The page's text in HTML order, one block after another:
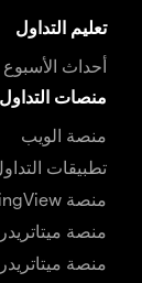
تعليم التداول
أحداث الأسبوع
منصات التداول
منصة الويب
تطبيقات
منصة TradingView
منصة ميتاتريدر 5
منصة ميتاتريدر 4